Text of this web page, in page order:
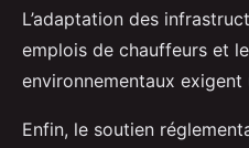
L’adaptation des
emplois de chauffeurs et
environnementaux
Enfin, le soutien